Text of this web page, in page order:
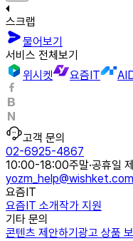
스크랩
물어보기
서비스 전체보기
위시켓
요즘IT
고객 문의
02-6925-4867
10:00-18:00주말·공휴일
yozm_help@wishket.com
요즘IT
요즘IT 소개작가 지원
기타 문의
콘텐츠 제안하기 광고 상품 보